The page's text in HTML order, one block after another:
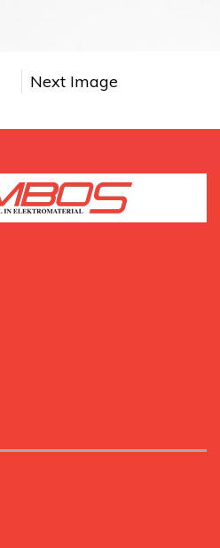
Next Image